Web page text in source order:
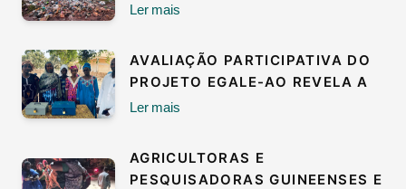
Ler mais
AVALIAÇÃO PARTICIPATIVA DO
PROJETO EGALE-AO REVELA A
Ler mais
AGRICULTORAS E
PESQUISADORAS GUINEENSES E